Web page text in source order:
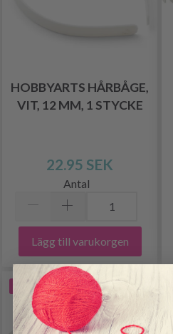
HOBBYARTS HÅRBÅGE,
VIT, 12 MM, 1 STYCKE
22.95 SEK
Antal
Lägg till varukorgen
-18%